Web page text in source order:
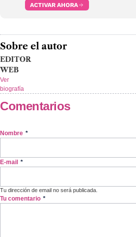
ACTIVAR AHORA
Sobre el autor
EDITOR
WEB
Ver
biografía
Comentarios
Nombre *
E-mail *
Tu dirección de email no será publicada.
Tu comentario *